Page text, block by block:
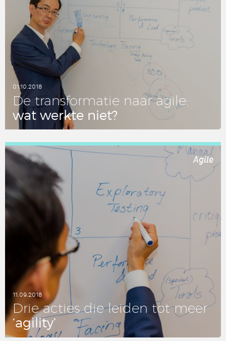
01.10.2018
De trans­for­ma­tie naar agile:
wat werkte niet?
LEES DIT ARTIKEL
Agile
11.09.2018
Drie acties die leiden tot meer
‘agility’